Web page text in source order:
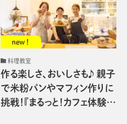
new !
作る楽しさ、おいしさも♪ 親子
で米粉パンやマフィン作りに
挑戦！『まるっと！カフェ体験…
料理教室